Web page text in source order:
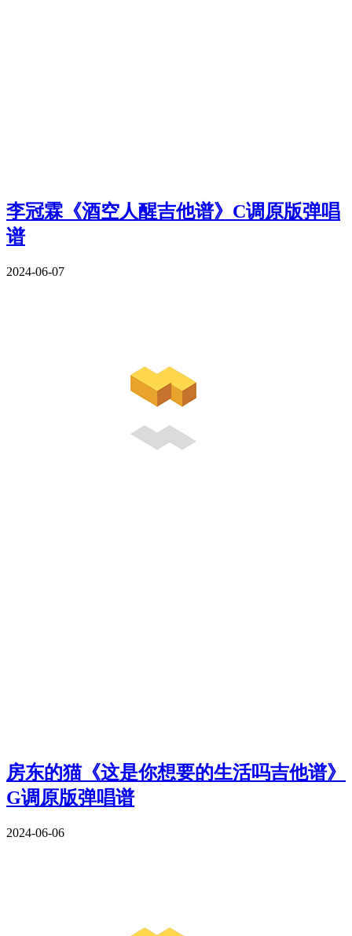
李冠霖《酒空人醒吉他谱》C调原版弹唱
谱
2024-06-07
房东的猫《这是你想要的生活吗吉他谱》
G调原版弹唱谱
2024-06-06